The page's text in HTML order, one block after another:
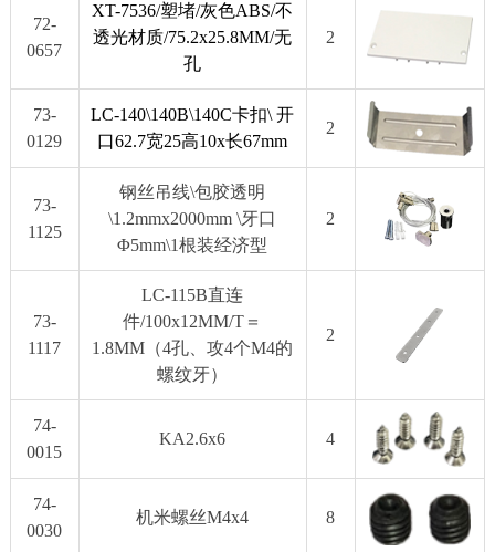
72-
0657
XT-7536/塑堵/灰色ABS/不
透光材质/75.2x25.8MM/无
孔
2
73-
0129
LC-140\140B\140C卡扣\ 开
口62.7宽25高10x长67mm
2
73-
1125
钢丝吊线\包胶透明
\1.2mmx2000mm \牙口
Φ5mm\1根装经济型
2
73-
1117
LC-115B直连
件/100x12MM/T＝
1.8MM（4孔、攻4个M4的
螺纹牙）
2
74-
0015
KA2.6x6 4
74-
0030
机米螺丝M4x4 8